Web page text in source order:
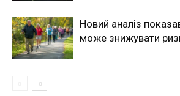
Новий аналіз
може знижувати